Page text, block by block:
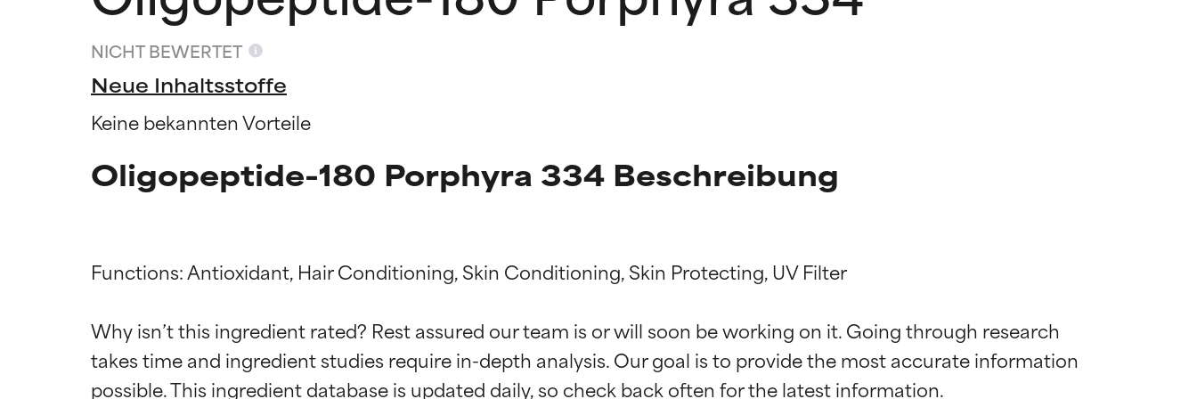
NICHT BEWERTET
Neue Inhaltsstoffe
Keine bekannten Vorteile
Oligopeptide-180 Porphyra 334 Beschreibung
Functions: Antioxidant, Hair Conditioning, Skin Conditioning, Skin Protecting, UV Filter
Why isn’t this ingredient rated? Rest assured our team is or will soon be working on it. Going through research
takes time and ingredient studies require in-depth analysis. Our goal is to provide the most accurate information
Bewertung der Inhaltsstoffe
SEHR GUT
Bewertung der Inhaltsstoffe
SEHR GUT